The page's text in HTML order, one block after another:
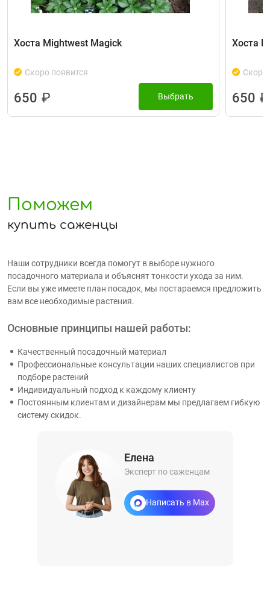
Хоста Mightwest Magick
Скоро появится
650 ₽ Выбрать
Хоста
Скоро
650 ₽
Поможем
купить саженцы
Наши сотрудники всегда помогут в выборе нужного
посадочного материала и объяснят тонкости ухода за ним.
Если вы уже имеете план посадок, мы постараемся предложить
вам все необходимые растения.
Основные принципы нашей работы:
Качественный посадочный материал
Профессиональные консультации наших специалистов при
подборе растений
Индивидуальный подход к каждому клиенту
Постоянным клиентам и дизайнерам мы предлагаем гибкую
систему скидок.
Елена
Эксперт по саженцам
Написать в Max